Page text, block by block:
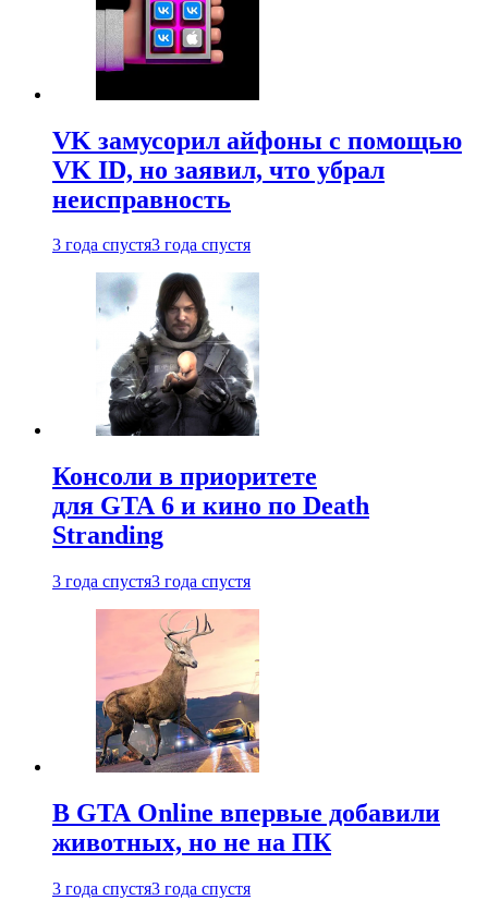
VK замусорил айфоны с помощью
VK ID, но заявил, что убрал
неисправность
3 года спустя3 года спустя
Консоли в приоритете
для GTA 6 и кино по Death
Stranding
3 года спустя3 года спустя
В GTA Online впервые добавили
животных, но не на ПК
3 года спустя3 года спустя